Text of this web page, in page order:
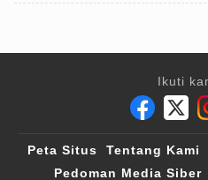
Ikuti
Peta Situs Tentang Kami
Pedoman Media Siber